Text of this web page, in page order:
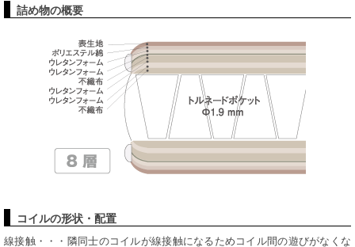
詰め物の概要
コイルの形状・配置
線接触・・・隣同士のコイルが線接触になるためコイル間の遊びがなくな